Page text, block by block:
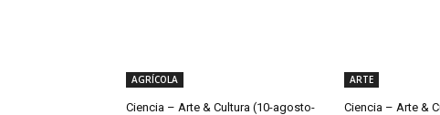
AGRÍCOLA
Ciencia – Arte & Cultura (10-agosto-
ARTE
Ciencia – Arte &